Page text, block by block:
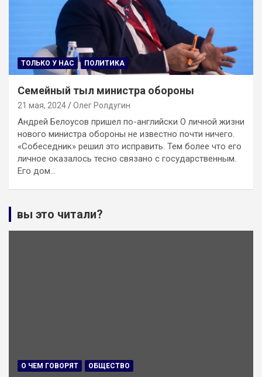
ТОЛЬКО У НАС ПОЛИТИКА
Семейный тыл министра обороны
21 мая, 2024 Олег Ролдугин
Андрей Белоусов пришел по-английски О личной жизни
нового министра обороны не известно почти ничего.
«Собеседник» решил это исправить. Тем более что его
личное оказалось тесно связано с государственным.
Его дом…
вы это читали?
О ЧЕМ ГОВОРЯТ ОБЩЕСТВО